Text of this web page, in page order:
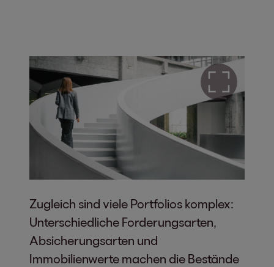
Zugleich sind viele Portfolios komplex:
Unterschiedliche Forderungsarten,
Absicherungsarten und
Immobilienwerte machen die Bestände